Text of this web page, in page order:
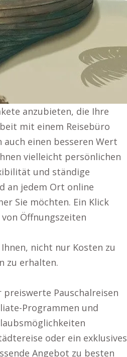
anzubieten, die Ihre
mit einem Reisebüro
einen besseren Wert
vielleicht persönlichen
und ständige
an jedem Ort online
Sie möchten. Ein Klick
Öffnungszeiten
nicht nur Kosten zu
zu erhalten.
Pauschalreisen
Programmen und
oder ein exklusives
Angebot zu besten